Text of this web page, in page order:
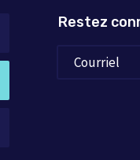
Restez